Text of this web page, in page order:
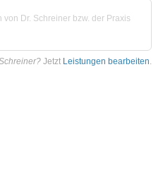
Dr. Schreiner bzw. der Praxis
Jetzt Leistungen bearbeiten.